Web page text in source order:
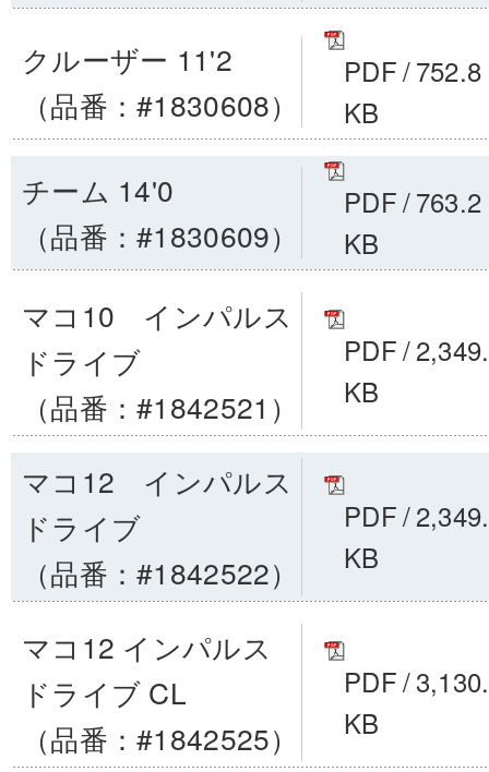
クルーザー 11'2
（品番：#1830608）
PDF/752.8
KB
チーム 14'0
（品番：#1830609）
PDF/763.2
KB
マコ10 インパルス
ドライブ
（品番：#1842521）
PDF/
KB
マコ12 インパルス
ドライブ
（品番：#1842522）
PDF/
KB
マコ12 インパルス
ドライブ CL
（品番：#1842525）
PDF/
KB